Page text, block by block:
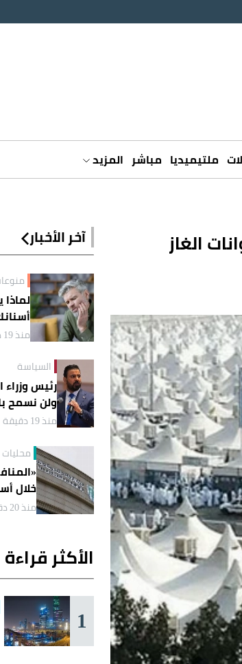
ملتيميديا مباشر المزيد
الغاز
آخر الأخبار
منذ 19 دقيقة
السياسة
رئيس وزراء
ولن نسمح
منذ 19 دقيقة
محليات
خلال
منذ 20 دقيقة
الأكثر قراءة
1